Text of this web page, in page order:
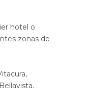
que no cuesta
rumbo
de sus
podrás
hotel o
zonas de